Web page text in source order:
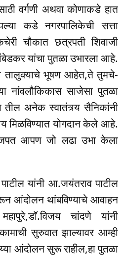
वर्गणी अथवा कोणाकडे हात
कडे नगरपालिकेची सत्ता
चौकात छत्रपती शिवाजी
यांचा पुतळा उभारला आहे.
तालुक्याचे भूषण आहेत,ते तुमचे-
नांवलौकिकास साजेसा पुतळा
अनेक स्वातंत्र्य सैनिकांनी
मिळविण्यात योगदान केले आहे.
जपत आपण जो लढा उभा केला
यांनी आ.जयंतराव पाटील
आंदोलन थांबविण्याचे आवाहन
चांदणे यांनी
सुरुवात झाल्यावर आम्ही
आंदोलन सुरू राहील,हा पुतळा